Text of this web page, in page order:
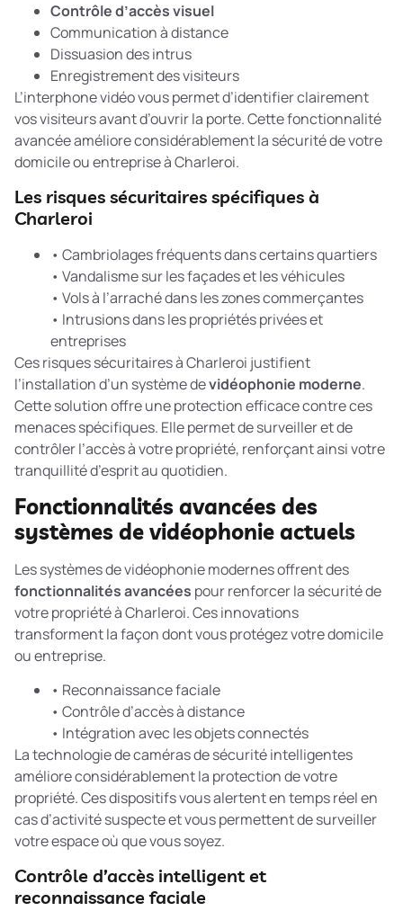
Contrôle d’accès visuel
Communication à distance
Dissuasion des intrus
Enregistrement des visiteurs
L’interphone vidéovous permet d’identifier clairement
vos visiteurs avant d’ouvrir la porte. Cette fonctionnalité
avancée améliore considérablement la sécurité de votre
domicile ou entreprise à Charleroi.
Les risques sécuritaires spécifiques à
Charleroi
• Cambriolages fréquents dans certains quartiers
• Vandalisme sur les façades et les véhicules
• Vols à l’arraché dans les zones commerçantes
• Intrusions dans les propriétés privées et
entreprises
Ces risques sécuritaires à Charleroi justifient
l’installation d’un système devidéophonie moderne.
Cette solution offre une protection efficace contre ces
menaces spécifiques. Elle permet de surveiller et de
contrôler l’accès à votre propriété, renforçant ainsi votre
tranquillité d’esprit au quotidien.
Fonctionnalités avancées des
systèmes de vidéophonie actuels
Les systèmes de vidéophonie modernes offrent des
fonctionnalités avancées pour renforcer la sécurité de
votre propriété à Charleroi. Ces innovations
transforment la façon dont vous protégez votre domicile
ou entreprise.
• Reconnaissance faciale
• Contrôle d’accès à distance
• Intégration avec les objets connectés
La technologie decaméras de sécurité intelligentes
améliore considérablement la protection de votre
propriété. Ces dispositifs vous alertent en temps réel en
cas d’activité suspecte et vous permettent de surveiller
votre espace où que vous soyez.
Contrôle d’accès intelligent et
reconnaissance faciale